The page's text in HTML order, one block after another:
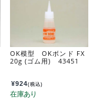
OK模型 OKボンド FX
20g (ゴム用) 43451
¥924(税込)